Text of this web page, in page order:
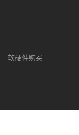
软硬件购买